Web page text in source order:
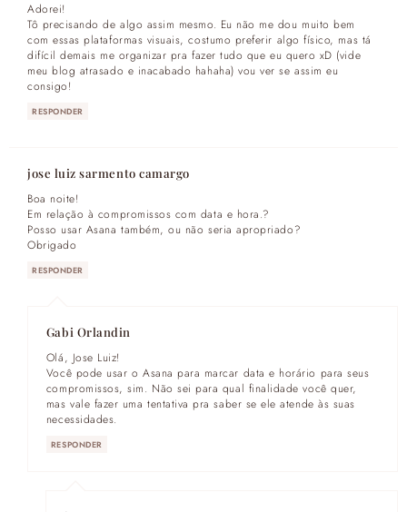
Adorei!
Tô precisando de algo assim mesmo. Eu não me dou muito bem
com essas plataformas visuais, costumo preferir algo físico, mas tá
difícil demais me organizar pra fazer tudo que eu quero xD (vide
meu blog atrasado e inacabado hahaha) vou ver se assim eu
consigo!
RESPONDER
jose luiz sarmento camargo
Boa noite!
Em relação à compromissos com data e hora.?
Posso usar Asana também, ou não seria apropriado?
Obrigado
RESPONDER
Gabi Orlandin
Olá, Jose Luiz!
Você pode usar o Asana para marcar data e horário para seus
compromissos, sim. Não sei para qual finalidade você quer,
mas vale fazer uma tentativa pra saber se ele atende às suas
necessidades.
RESPONDER